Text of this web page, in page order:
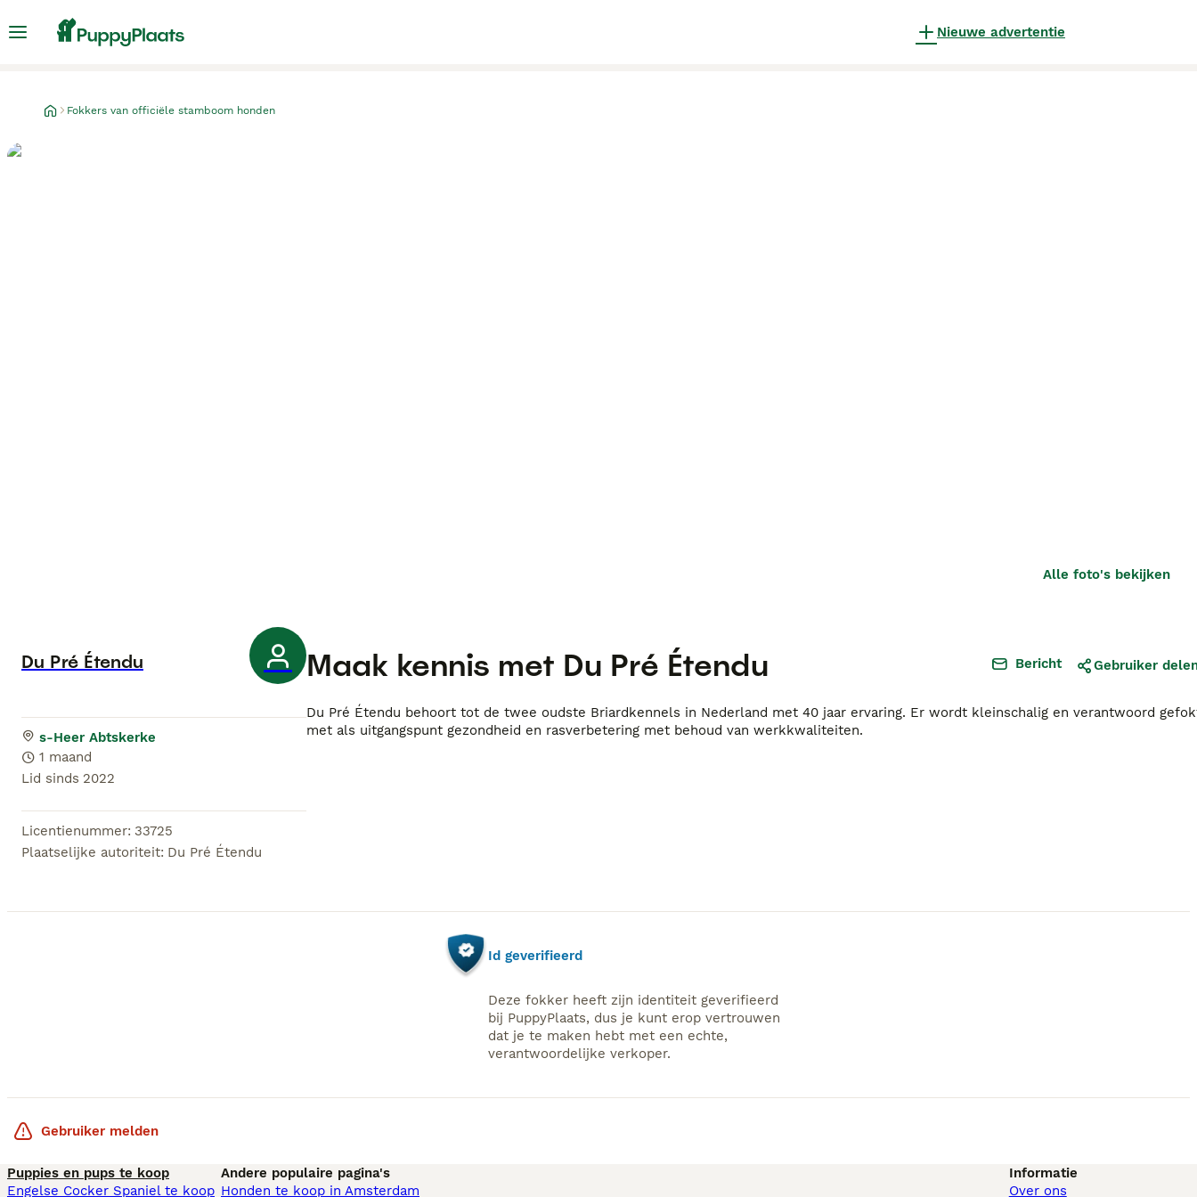
Nieuwe advertentie
Fokkers van officiële stamboom honden
Alle foto's bekijken
Du Pré Étendu
s-Heer Abtskerke
1 maand
Lid sinds 2022
Licentienummer: 33725
Plaatselijke autoriteit: Du Pré Étendu
Maak kennis met Du Pré Étendu Bericht Gebruiker
Du Pré Étendu behoort tot de twee oudste Briardkennels in Nederland met 40 jaar ervaring. Er wordt kleinschalig en verantwoord
met als uitgangspunt gezondheid en rasverbetering met behoud van werkkwaliteiten.
Id geverifieerd
Deze fokker heeft zijn identiteit geverifieerd
bij PuppyPlaats, dus je kunt erop vertrouwen
dat je te maken hebt met een echte,
verantwoordelijke verkoper.
Gebruiker melden
Puppies en pups te koop
Engelse Cocker Spaniel te koop
Andere populaire pagina's
Honden te koop in Amsterdam
Informatie
Over ons